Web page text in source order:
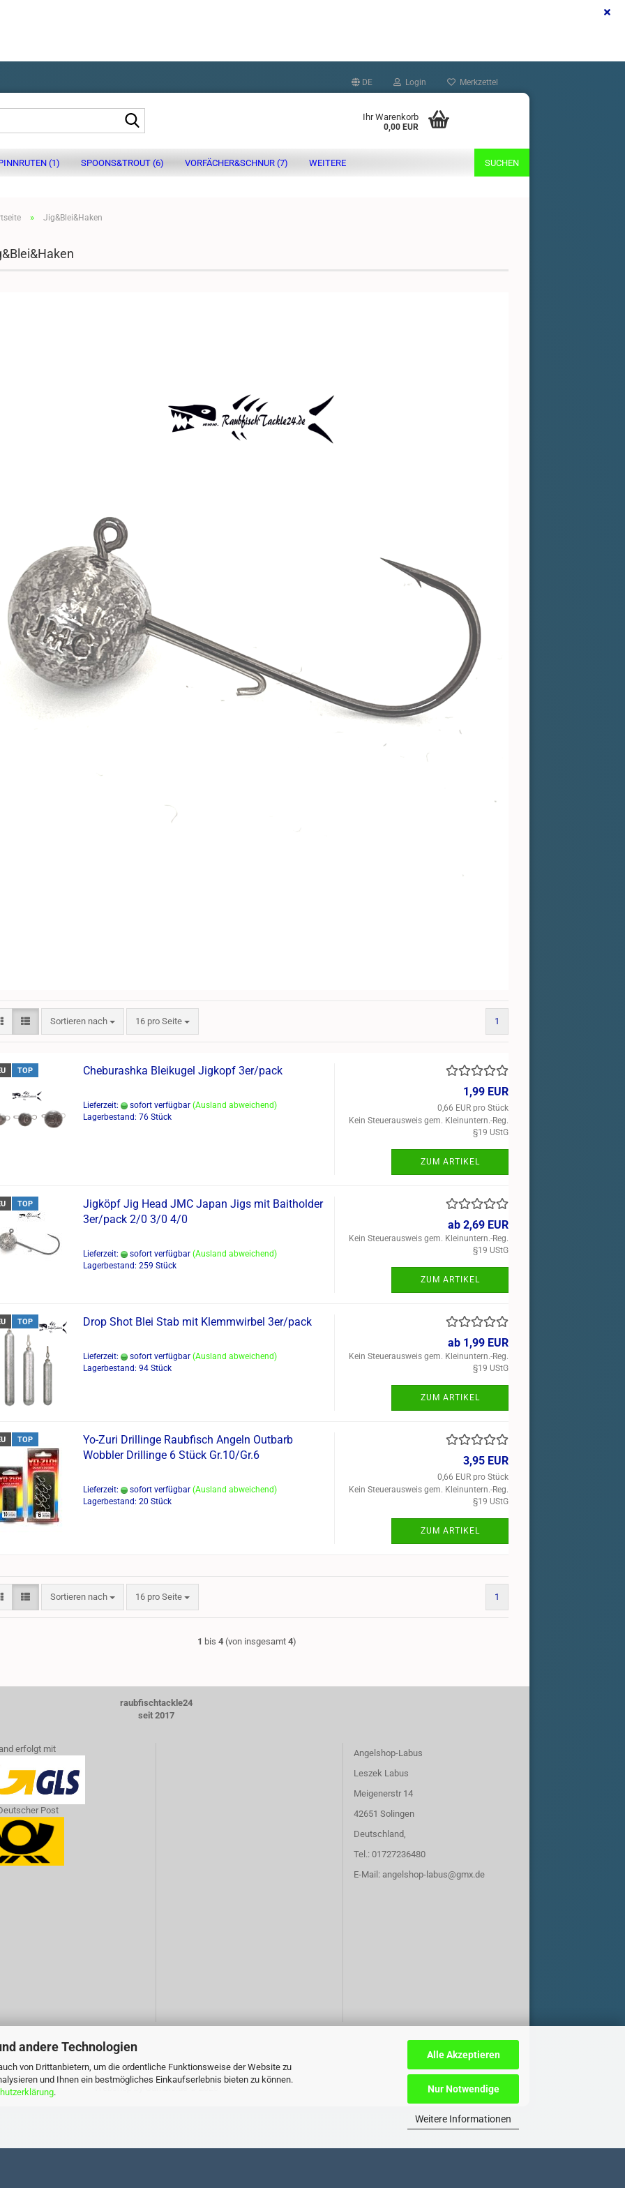
andere Technologien
von Drittanbietern, um die ordentliche Funktionsweise der Website zu
und Ihnen ein bestmögliches Einkaufserlebnis bieten zu können.
.
Alle Akzeptieren
Nur Notwendige
Weitere Informationen
DE Login Merkzettel
Ihr Warenkorb
0,00 EUR
(1) SPOONS&TROUT (6) VORFÄCHER&SCHNUR (7) SUCHEN
WEITERE
» Jig&Blei&Haken
Sortieren nach
Sortieren nach 16 pro Seite
pro Seite 1
TOP Cheburashka Bleikugel Jigkopf 3er/pack
Lieferzeit: sofort verfügbar (Ausland abweichend)
Lagerbestand: 76 Stück
1,99 EUR
0,66 EUR pro Stück
Kein Steuerausweis gem. Kleinuntern.-Reg.
§19 UStG
ZUM ARTIKEL
TOP
Jigköpf Jig Head JMC Japan Jigs mit Baitholder
3er/pack 2/0 3/0 4/0
Lieferzeit: sofort verfügbar (Ausland abweichend)
Lagerbestand: 259 Stück
ab 2,69 EUR
Kein Steuerausweis gem. Kleinuntern.-Reg.
§19 UStG
ZUM ARTIKEL
TOP Drop Shot Blei Stab mit Klemmwirbel 3er/pack
Lieferzeit: sofort verfügbar (Ausland abweichend)
Lagerbestand: 94 Stück
ab 1,99 EUR
Kein Steuerausweis gem. Kleinuntern.-Reg.
§19 UStG
ZUM ARTIKEL
TOP
Yo-Zuri Drillinge Raubfisch Angeln Outbarb
Wobbler Drillinge 6 Stück Gr.10/Gr.6
Lieferzeit: sofort verfügbar (Ausland abweichend)
Lagerbestand: 20 Stück
3,95 EUR
0,66 EUR pro Stück
Kein Steuerausweis gem. Kleinuntern.-Reg.
§19 UStG
ZUM ARTIKEL
Sortieren nach
Sortieren nach 16 pro Seite
pro Seite 1
1 bis 4 (von insgesamt 4)
raubfischtackle24
seit 2017
erfolgt mit
Post
Angelshop-Labus
Leszek Labus
Meigenerstr 14
42651 Solingen
Deutschland,
Tel.: 01727236480
E-Mail: angelshop-labus@gmx.de
Webshop